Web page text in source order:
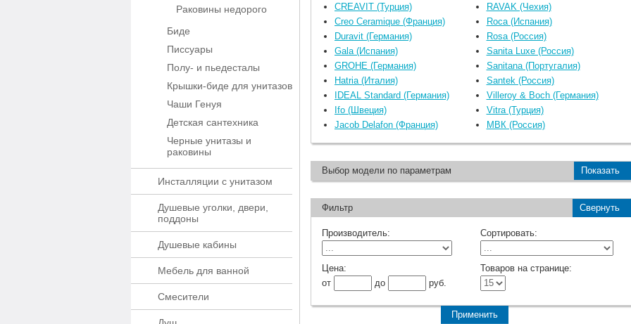
Раковины недорого
Биде
Писсуары
Полу- и пьедесталы
Крышки-биде для унитазов
Чаши Генуя
Детская сантехника
Черные унитазы и
раковины
Инсталляции с унитазом
Душевые уголки, двери,
поддоны
Душевые кабины
Мебель для ванной
Смесители
CREAVIT (Турция)
Creo Ceramique (Франция)
Duravit (Германия)
Gala (Испания)
GROHE (Германия)
Hatria (Италия)
IDEAL Standard (Германия)
Ifo (Швеция)
Jacob Delafon (Франция)
RAVAK (Чехия)
Roca (Испания)
Rosa (Россия)
Sanita Luxe (Россия)
Sanitana (Португалия)
Santek (Россия)
Villeroy & Boch (Германия)
Vitra (Турция)
МВК (Россия)
Выбор модели по параметрам Показать
Фильтр Свернуть
Производитель: Сортировать:
Цена:
от
до руб.
Товаров на странице: